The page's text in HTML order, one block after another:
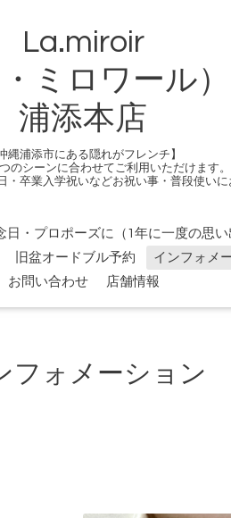
La.miroir
・ミロワール）
浦添本店
縄浦添市にある隠れがフレンチ】
のシーンに合わせてご利用いただけます
・卒業入学祝いなどお祝い事・普段使いに
日・プロポーズに（1年に一度の思い
旧盆オードブル予約 インフォメ
お問い合わせ
店舗情報
フォメーション